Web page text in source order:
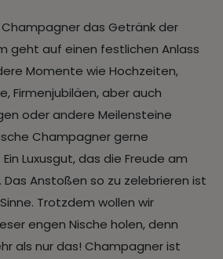
das Getränk der
geht auf einen festlichen Anlass
Momente wie Hochzeiten,
Firmenjubiläen, aber auch
oder andere Meilensteine
Champagner gerne
Luxusgut, das die Freude am
Anstoßen so zu zelebrieren ist
Trotzdem wollen wir
engen Nische holen, denn
als nur das! Champagner ist